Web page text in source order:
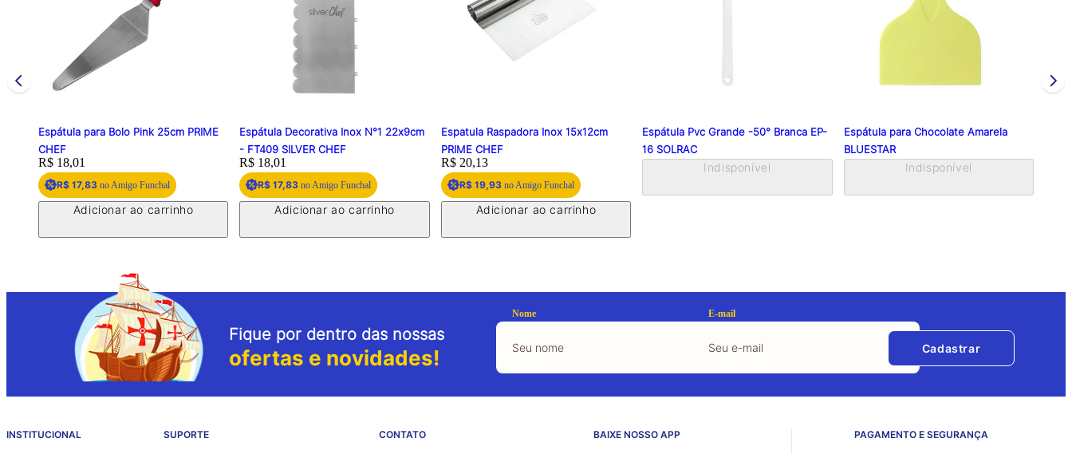
Espátula para Bolo Pink 25cm PRIME
CHEF
Price:
R$ 18,01
R$ 17,83 no Amigo Funchal
Adicionar ao carrinho
Espátula Decorativa Inox N°1 22x9cm
- FT409 SILVER CHEF
Price:
R$ 18,01
R$ 17,83 no Amigo Funchal
Adicionar ao carrinho
Espatula Raspadora Inox 15x12cm
PRIME CHEF
Price:
R$ 20,13
R$ 19,93no Amigo Funchal
Adicionar ao carrinho
Espátula Pvc Grande -50° Branca EP-
16 SOLRAC
Indisponível
Espátula para Chocolate Amarela
BLUESTAR
Indisponível
Fique por dentro das nossas
ofertas e novidades!
Nome E-mail
Cadastrar
INSTITUCIONAL SUPORTE CONTATO BAIXE NOSSO APP PAGAMENTO E SEGURANÇA